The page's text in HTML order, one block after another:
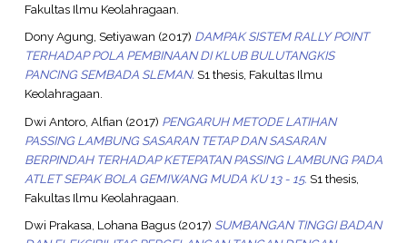
Fakultas Ilmu Keolahragaan.
Dony Agung, Setiyawan (2017) DAMPAK SISTEM RALLY POINT
TERHADAP POLA PEMBINAAN DI KLUB BULUTANGKIS
PANCING SEMBADA SLEMAN. S1 thesis, Fakultas Ilmu
Keolahragaan.
Dwi Antoro, Alfian (2017) PENGARUH METODE LATIHAN
PASSING LAMBUNG SASARAN TETAP DAN SASARAN
BERPINDAH TERHADAP KETEPATAN PASSING LAMBUNG PADA
ATLET SEPAK BOLA GEMIWANG MUDA KU 13 - 15. S1 thesis,
Fakultas Ilmu Keolahragaan.
Dwi Prakasa, Lohana Bagus(2017) SUMBANGAN TINGGI BADAN